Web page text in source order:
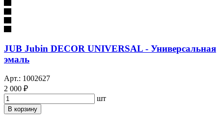
JUB Jubin DECOR UNIVERSAL - Универсальная
эмаль
Арт.: 1002627
2 000 ₽
шт
В корзину